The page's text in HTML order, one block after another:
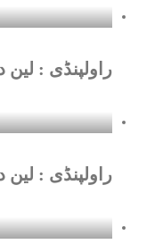
راولپنڈی : لین
راولپنڈی : لین